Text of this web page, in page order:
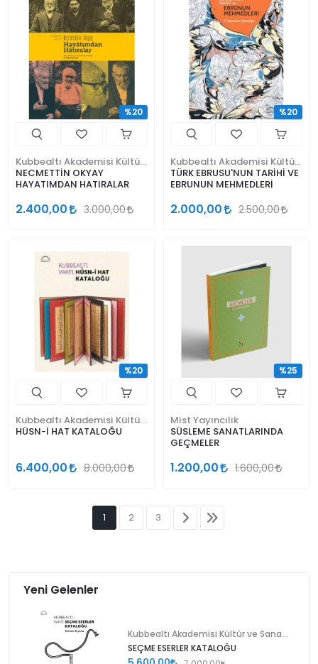
NECMETTİN OKYAY
HAYATIMDAN HATIRALAR
2.400,00 3.000,00
%20
TÜRK EBRUSU'NUN TARİHİ VE
EBRUNUN MEHMEDLERİ
2.000,00 2.500,00
%20
HÜSN-İ HAT KATALOĞU
6.400,00 8.000,00
%20
Mist Yayıncılık
SÜSLEME SANATLARINDA
GEÇMELER
1.200,00 1.600,00
%25
1 2 3
Yeni Gelenler
SEÇME ESERLER KATALOĞU